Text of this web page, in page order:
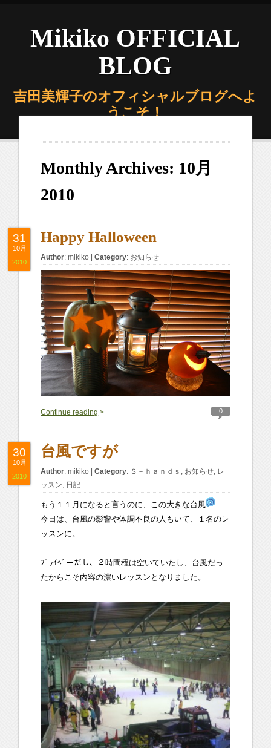
Mikiko OFFICIAL
BLOG
吉田美輝子のオフィシャルブログへよ
うこそ！
Monthly Archives: 10月
2010
Happy Halloween
Author:mikiko |Category: お知らせ
Continue reading > 0
31
10月
2010
台風ですが
Author:mikiko |Category: Ｓ－ｈａｎｄｓ , お知らせ, レ
ッスン, 日記
もう１１月になると言うのに、この大きな台風
今日は、台風の影響や体調不良の人もいて、１名のレ
ッスンに。
ﾌﾟﾗｲﾍﾞーだし、２時間程は空いていたし、台風だっ
たからこそ内容の濃いレッスンとなりました。
30
10月
2010